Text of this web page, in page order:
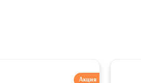
Акция